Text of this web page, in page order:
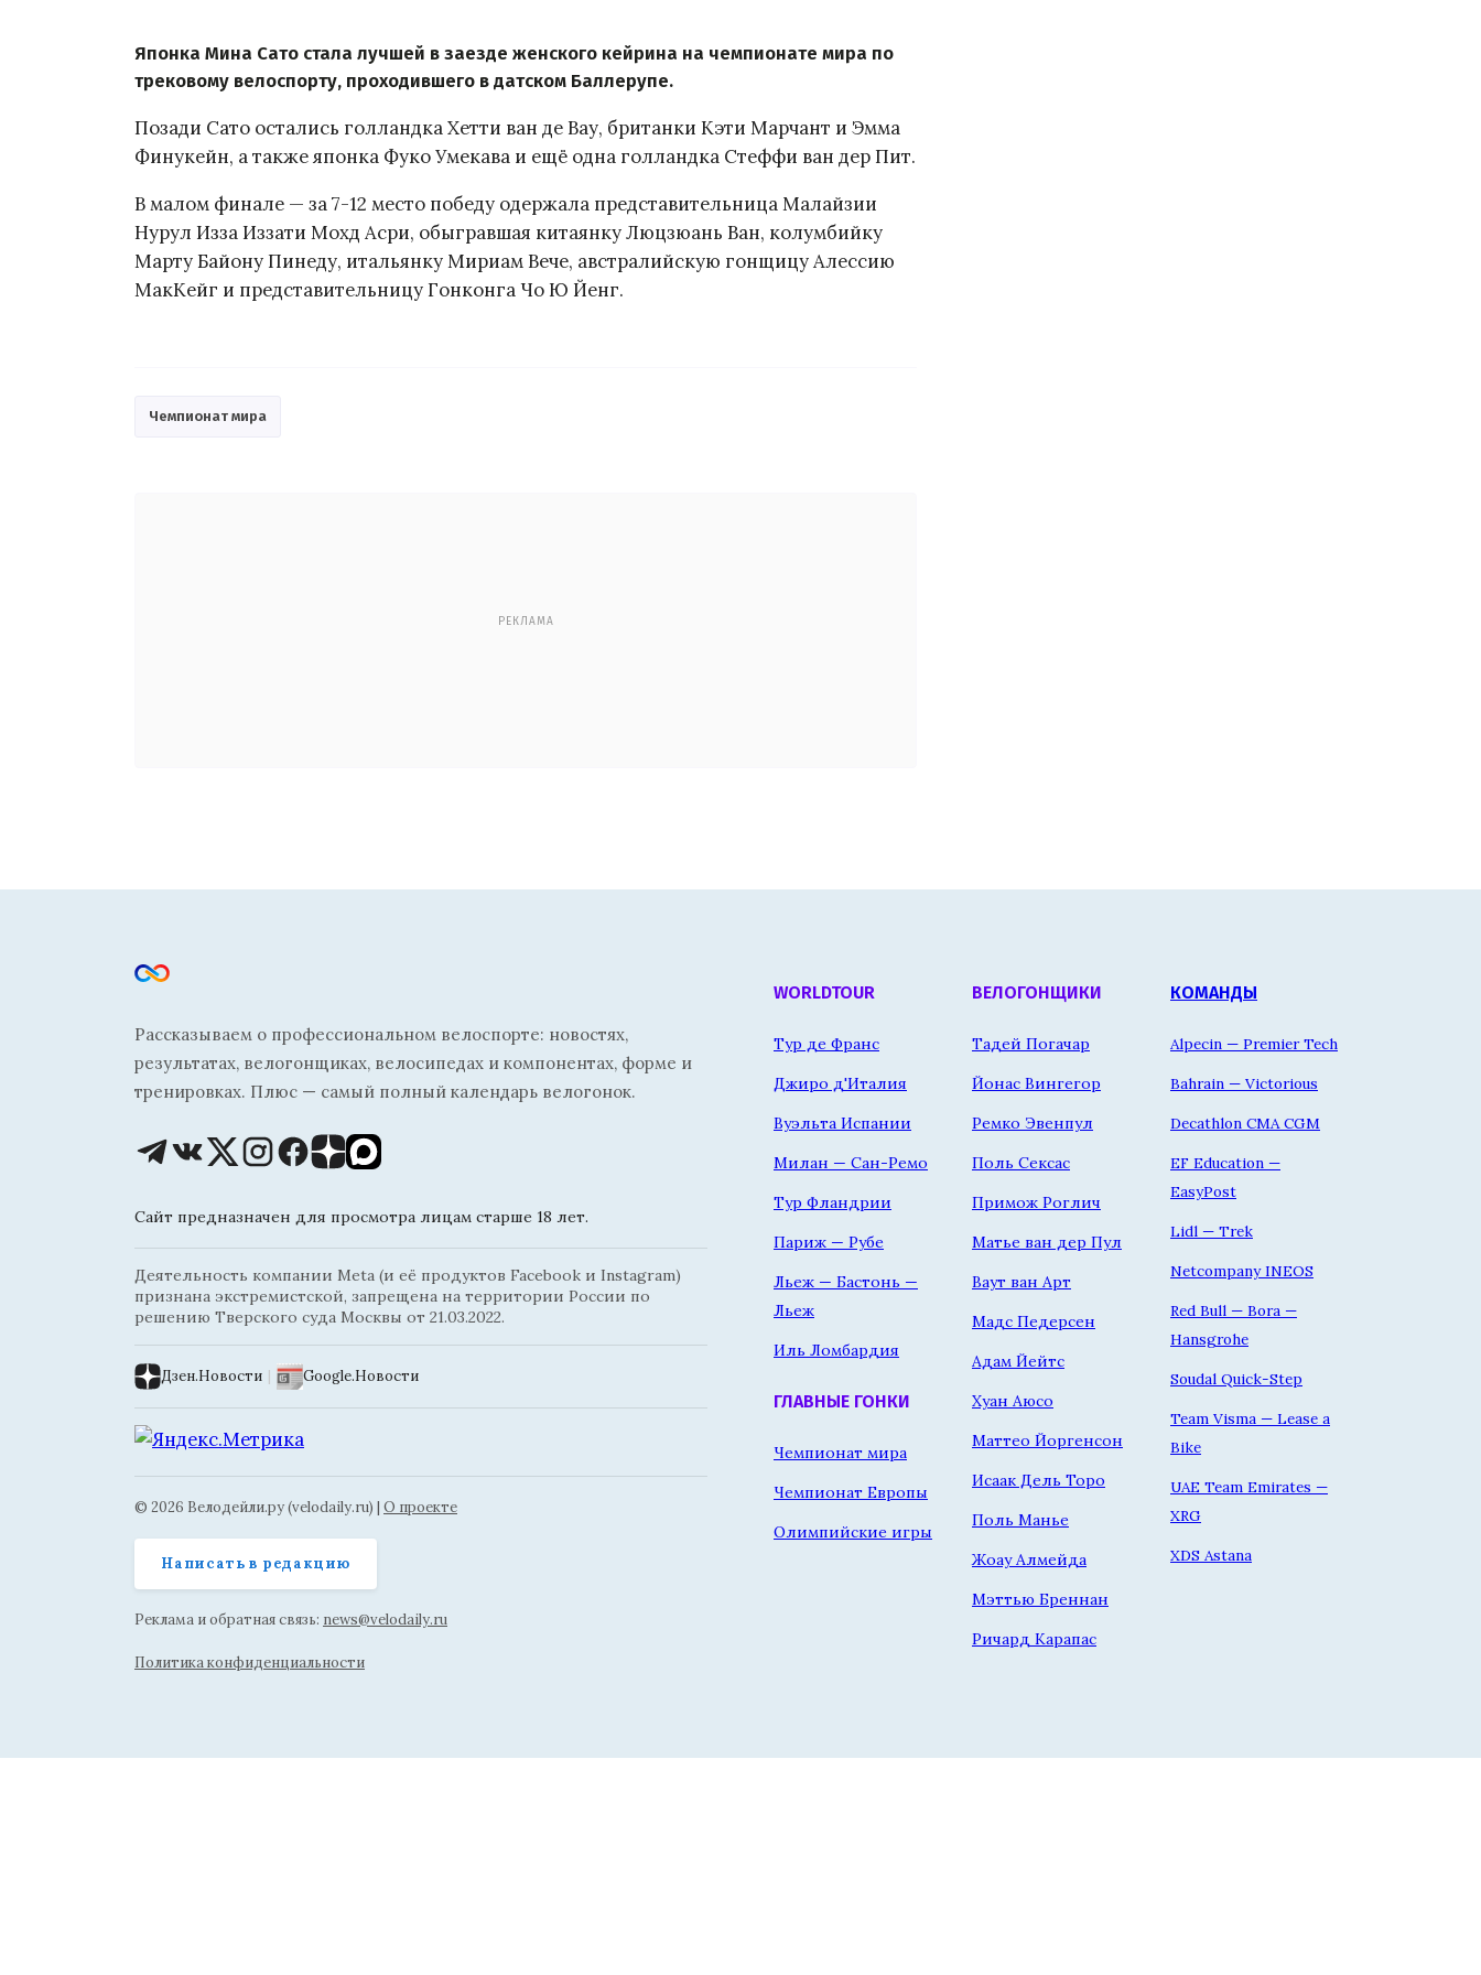
Японка Мина Сато стала лучшей в заезде женского кейрина на чемпионате мира по
трековому велоспорту, проходившего в датском Баллерупе.
Позади Сато остались голландка Хетти ван де Вау, британки Кэти Марчант и Эмма
Финукейн, а также японка Фуко Умекава и ещё одна голландка Стеффи ван дер Пит.
В малом финале — за 7-12 место победу одержала представительница Малайзии
Нурул Изза Иззати Мохд Асри, обыгравшая китаянку Люцзюань Ван, колумбийку
Марту Байону Пинеду, итальянку Мириам Вече, австралийскую гонщицу Алессию
МакКейг и представительницу Гонконга Чо Ю Йенг.
Чемпионат мира
РЕКЛАМА
Рассказываем о профессиональном велоспорте: новостях,
результатах, велогонщиках, велосипедах и компонентах, форме и
тренировках. Плюс — самый полный календарь велогонок.
Сайт предназначен для просмотра лицам старше 18 лет.
Деятельность компании Meta (и её продуктов Facebook и Instagram)
признана экстремистской, запрещена на территории России по
решению Тверского суда Москвы от 21.03.2022.
Дзен.Новости | Google.Новости
© 2026 Велодейли.ру (velodaily.ru) | О проекте
Написать в редакцию
Реклама и обратная связь: news@velodaily.ru
Политика конфиденциальности
WORLDTOUR
Тур де Франс
Джиро д'Италия
Вуэльта Испании
Милан — Сан-Ремо
Тур Фландрии
Париж — Рубе
Льеж — Бастонь —
Льеж
Иль Ломбардия
ГЛАВНЫЕ ГОНКИ
Чемпионат мира
Чемпионат Европы
Олимпийские игры
ВЕЛОГОНЩИКИ
Тадей Погачар
Йонас Вингегор
Ремко Эвенпул
Поль Сексас
Примож Роглич
Матье ван дер Пул
Ваут ван Арт
Мадс Педерсен
Адам Йейтс
Хуан Аюсо
Маттео Йоргенсон
Исаак Дель Торо
Поль Манье
Жоау Алмейда
Мэттью Бреннан
Ричард Карапас
КОМАНДЫ
Alpecin — Premier Tech
Bahrain — Victorious
Decathlon CMA CGM
EF Education —
EasyPost
Lidl — Trek
Netcompany INEOS
Red Bull — Bora —
Hansgrohe
Soudal Quick-Step
Team Visma — Lease a
Bike
UAE Team Emirates —
XRG
XDS Astana